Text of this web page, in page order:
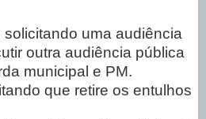
uma audiência
outra audiência pública
municipal e PM.
que retire os entulhos